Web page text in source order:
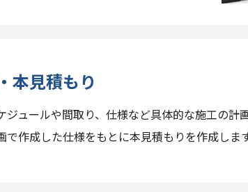
本見積もり
ジュールや間取り、仕様など具体的な施工の計
で作成した仕様をもとに本見積もりを作成します